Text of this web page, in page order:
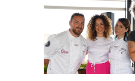
CATANZAROCHANNEL.IT
LACAPITALENEWS.IT